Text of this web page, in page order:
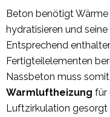
Beton benötigt
hydratisieren und
Entsprechend
Fertigteilelementen
Nassbeton muss
Warmluftheizung für
Luftzirkulation gesorgt